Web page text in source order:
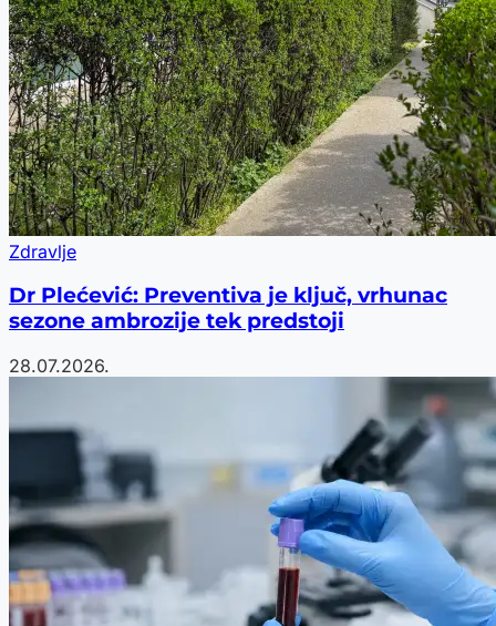
Zdravlje
Dr Plećević: Preventiva je ključ, vrhunac
sezone ambrozije tek predstoji
28.07.2026.